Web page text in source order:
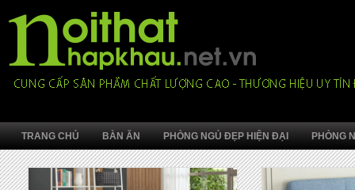
TRANG CHỦ BÀN ĂN PHÒNG NGỦ ĐẸP HIỆN ĐẠI PHÒNG